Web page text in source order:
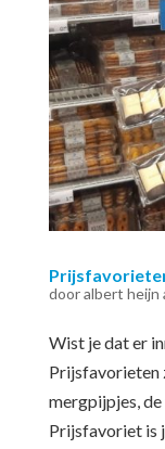
dooralbert heijn
Wist je dat er
Prijsfavorieten
mergpijpjes,
Prijsfavoriet is